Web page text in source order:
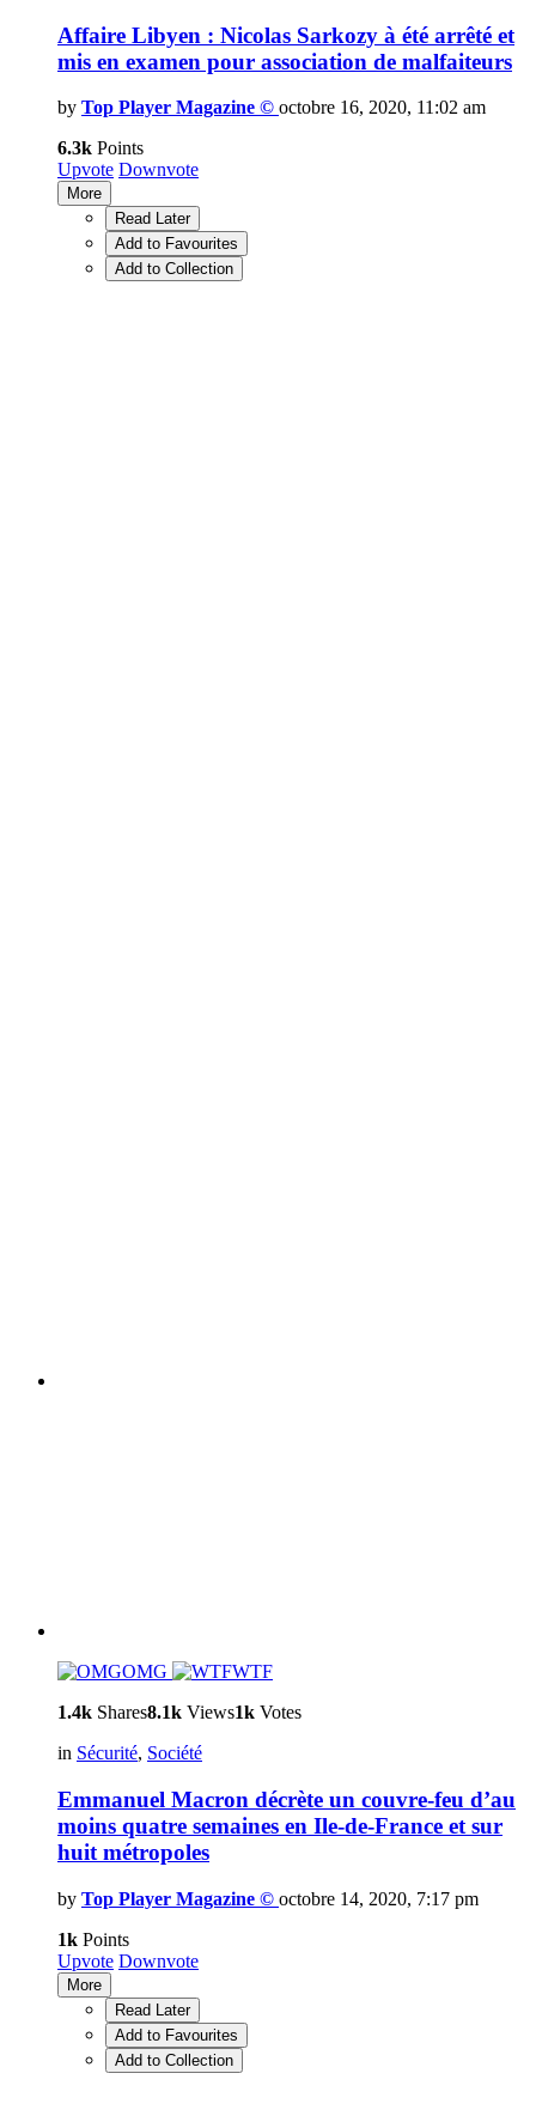
Affaire Libyen : Nicolas Sarkozy à été arrêté et
mis en examen pour association de malfaiteurs
by Top Player Magazine © octobre 16, 2020, 11:02 am
6.3k Points
Upvote Downvote
More
Read Later
Add to Favourites
Add to Collection
OMG
WTF
1.4k Shares8.1k Views1k Votes
in Sécurité, Société
Emmanuel Macron décrète un couvre-feu d’au
moins quatre semaines en Ile-de-France et sur
huit métropoles
by Top Player Magazine © octobre 14, 2020, 7:17 pm
1k Points
Upvote Downvote
More
Read Later
Add to Favourites
Add to Collection